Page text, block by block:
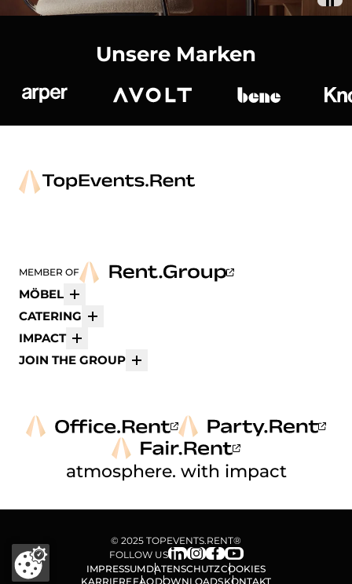
Unsere Marken
MEMBER OF
MÖBEL
CATERING
IMPACT
JOIN THE GROUP
atmosphere. with impact
© 2025 TOPEVENTS.RENT®
FOLLOW US
IMPRESSUMDATENSCHUTZCOOKIES
KARRIEREFAQDOWNLOADSKONTAKT